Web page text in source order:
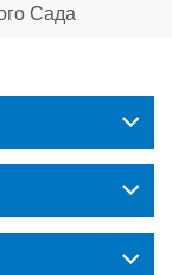
Сада